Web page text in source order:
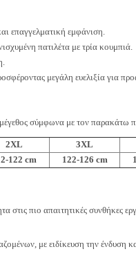
επαγγελματική εμφάνιση.
πατιλέτα με τρία κουμπιά.
μεγάλη ευελιξία για
μέγεθος σύμφωνα με τον παρακάτω
2XL 3XL
122 cm 122-126 cm
στις πιο απαιτητικές συνθήκες
με ειδίκευση την ένδυση